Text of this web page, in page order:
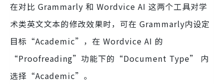
在对比 Grammarly 和 Wordvice AI 这两个工具对学
术类英文文本的修改效果时，可在 Grammarly内设定
目标“Academic”，在 Wordvice AI 的
“Proofreading”功能下的“Document Type” 内
选择“Academic”。